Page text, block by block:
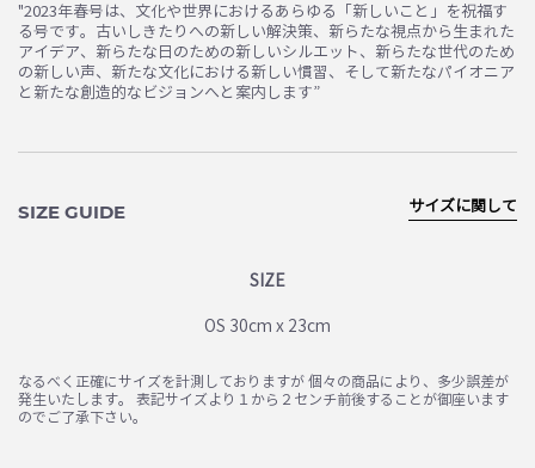
"2023年春号は、文化や世界におけるあらゆる「新しいこと」を祝福す
る号です。古いしきたりへの新しい解決策、新らたな視点から生まれた
アイデア、新らたな日のための新しいシルエット、新らたな世代のため
の新しい声、新たな文化における新しい慣習、そして新たなパイオニア
と新たな創造的なビジョンへと案内します”
SIZE GUIDE
SIZE
OS 30cm x 23cm
サイズに関して
なるべく正確にサイズを計測しておりますが 個々の商品により、多少誤差が
発生いたします。 表記サイズより１から２センチ前後することが御座います
のでご了承下さい。